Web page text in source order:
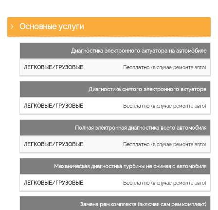
Основные услуги
работы
Легковые
и
Грузовые
автомобили
Диагностика электронного актуатора на автомобиле
Бесплатно (в случае ремонта авто)
Диагностика снятого электронного актуатора
Бесплатно (в случае ремонта авто)
Полная электронная диагностика всего автомобиля
Бесплатно (в случае ремонта авто)
Механическая диагностика турбины не снимая с автомобиля
Бесплатно (в случае ремонта авто)
Замена рем.комплекта (включая сам рем.комплект)